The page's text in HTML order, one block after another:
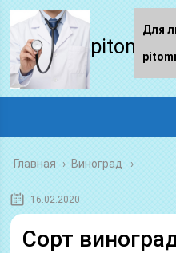
Главная › Виноград
16.02.2020
Сорт
Для